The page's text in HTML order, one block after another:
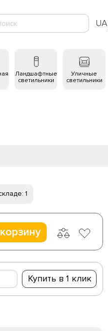
UA
Ландшафтные
светильники
Уличные
светильники
1
Купить в 1 клик